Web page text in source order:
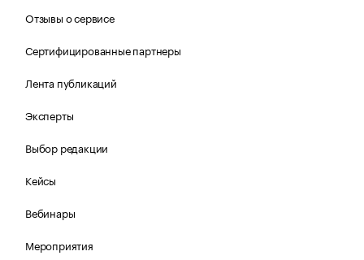
Отзывы о сервисе
Сертифицированные партнеры
Лента публикаций
Эксперты
Выбор редакции
Кейсы
Вебинары
Мероприятия